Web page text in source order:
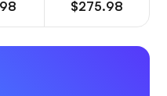
$275.98